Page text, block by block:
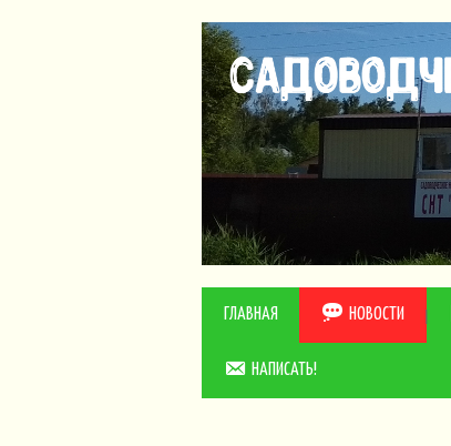
ГЛАВНАЯ НОВОСТИ
НАПИСАТЬ!